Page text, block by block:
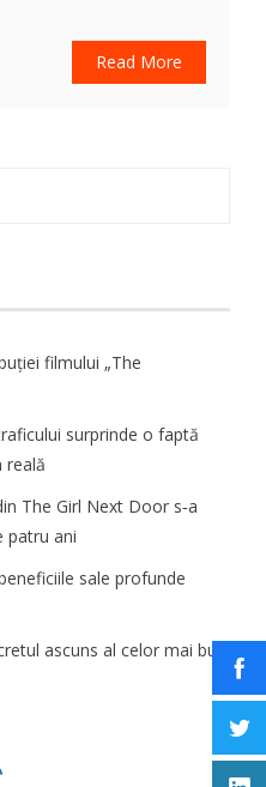
Read More
filmului „The
surprinde o faptă
reală
The Girl Next Door s‑a
patru ani
sale profunde
ascuns al celor mai buni